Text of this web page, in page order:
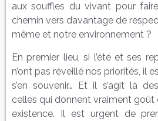
aux souffles du vivant pour
chemin vers davantage de
même et notre environnement ?
En premier lieu, si l’été et ses
n’ont pas réveillé nos priorités, il
s’en souvenir… Et il s’agit là
celles qui donnent vraiment goût
existence. Il est urgent de